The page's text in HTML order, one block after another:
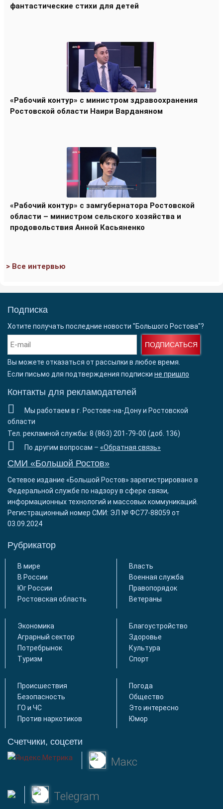
фантастические стихи для детей
«Рабочий контур» с министром здравоохранения
Ростовской области Наири Варданяном
«Рабочий контур» с замгубернатора Ростовской
области – министром сельского хозяйства и
продовольствия Анной Касьяненко
> Все интервью
Подписка
Хотите получать последние новости "Большого Ростова"?
ПОДПИСАТЬСЯ
Вы можете отказаться от рассылки в любое время.
Если письмо для подтверждения подписки не пришло
Контакты для рекламодателей
Мы работаем в г. Ростове-на-Дону и Ростовской
области
Тел. рекламной службы: 8 (863) 201-79-00 (доб. 136)
По другим вопросам – «Обратная связь»
СМИ «Большой Ростов»
Сетевое издание «Большой Ростов» зарегистрировано в
Федеральной службе по надзору в сфере связи,
информационных технологий и массовых коммуникаций.
Регистрационный номер СМИ: ЭЛ № ФС77-88059 от
03.09.2024
Рубрикатор
В мире
В России
Юг России
Ростовская область
Власть
Военная служба
Правопорядок
Ветераны
Экономика
Аграрный сектор
Потребрынок
Туризм
Благоустройство
Здоровье
Культура
Спорт
Происшествия
Безопасность
ГО и ЧС
Против наркотиков
Погода
Общество
Это интересно
Юмор
Счетчики, соцсети
Макс
Telegram